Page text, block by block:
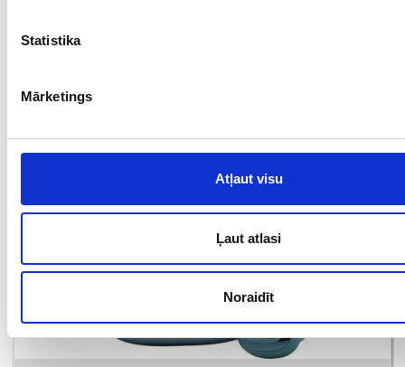
Statistika
Mārketings
Atļaut visu
Ļaut atlasi
Noraidīt